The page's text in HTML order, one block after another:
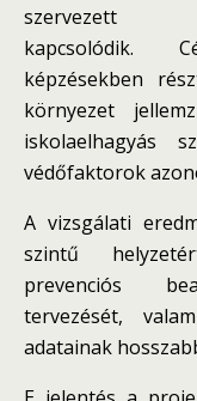
szervezett
kapcsolódik.
képzésekben
környezet
iskolaelhagyás
védőfaktorok
A vizsgálati
szintű
prevenciós
tervezését,
adatainak